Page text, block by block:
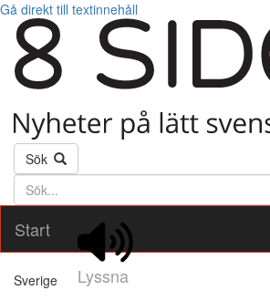
Gå direkt till textinnehåll
Sök
Söktext
Start
Lyssna
Sverige